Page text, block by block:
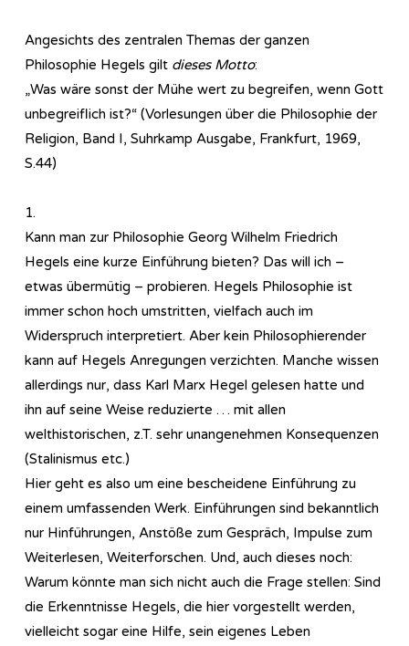
Angesichts des zentralen Themas der ganzen
Philosophie Hegels gilt dieses Motto:
„Was wäre sonst der Mühe wert zu begreifen, wenn Gott
unbegreiflich ist?“ (Vorlesungen über die Philosophie der
Religion, Band I, Suhrkamp Ausgabe, Frankfurt, 1969,
S.44)
1.
Kann man zur Philosophie Georg Wilhelm Friedrich
Hegels eine kurze Einführung bieten? Das will ich –
etwas übermütig – probieren. Hegels Philosophie ist
immer schon hoch umstritten, vielfach auch im
Widerspruch interpretiert. Aber kein Philosophierender
kann auf Hegels Anregungen verzichten. Manche wissen
allerdings nur, dass Karl Marx Hegel gelesen hatte und
ihn auf seine Weise reduzierte … mit allen
welthistorischen, z.T. sehr unangenehmen Konsequenzen
(Stalinismus etc.)
Hier geht es also um eine bescheidene Einführung zu
einem umfassenden Werk. Einführungen sind bekanntlich
nur Hinführungen, Anstöße zum Gespräch, Impulse zum
Weiterlesen, Weiterforschen. Und, auch dieses noch:
Warum könnte man sich nicht auch die Frage stellen: Sind
die Erkenntnisse Hegels, die hier vorgestellt werden,
vielleicht sogar eine Hilfe, sein eigenes Leben